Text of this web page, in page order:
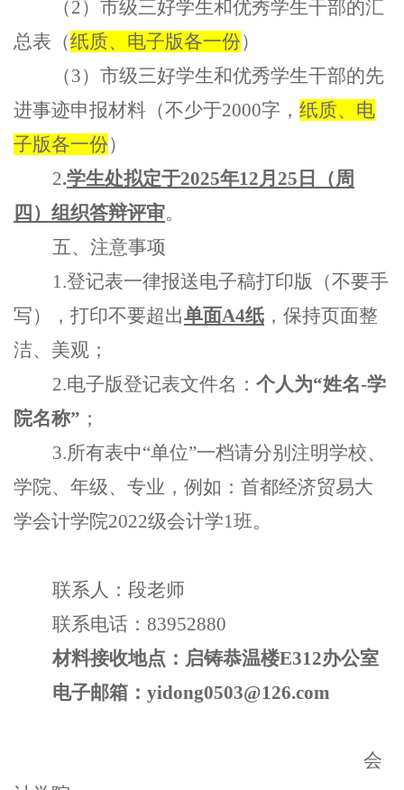
（2）市级三好学生和优秀学生干部的汇
总表（纸质、电子版各一份）
（3）市级三好学生和优秀学生干部的先
进事迹申报材料（不少于2000字， 纸质、 电
子版各一份）
2.学生处拟定于2025年12月25日（周
四）组织答辩评审。
五、注意事项
1.登记表一律报送电子稿打印版（不要手
写），打印不要超出单面A4纸 ，保持页面整
洁、美观；
2.电子版登记表文件名： 个人为“姓名-学
院名称” ；
3.所有表中“单位”一档请分别注明学校、
学院、年级、专业，例如：首都经济贸易大
学会计学院2022级会计学1班。
联系人： 段老师
联系电话： 83952880
材料接收地点： 启铸恭温楼E312办公室
电子邮箱： yidong0503@126.com
会